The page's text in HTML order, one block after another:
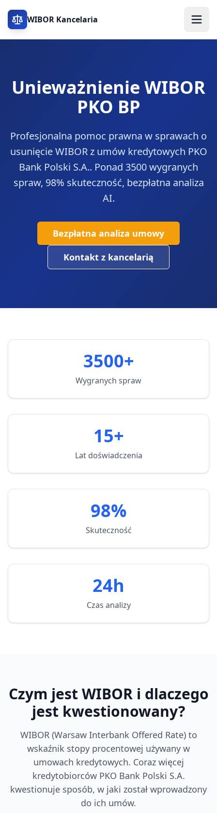
WIBOR Kancelaria
Unieważnienie WIBOR
PKO BP
Profesjonalna pomoc prawna w sprawach o
usunięcie WIBOR z umów kredytowych PKO
Bank Polski S.A.. Ponad 3500 wygranych
spraw, 98% skuteczność, bezpłatna analiza
AI.
Bezpłatna analiza umowy
Kontakt z kancelarią
3500+
Wygranych spraw
15+
Lat doświadczenia
98%
Skuteczność
24h
Czas analizy
Czym jest WIBOR i dlaczego
jest kwestionowany?
WIBOR (Warsaw Interbank Offered Rate) to
wskaźnik stopy procentowej używany w
umowach kredytowych. Coraz więcej
kredytobiorców PKO Bank Polski S.A.
kwestionuje sposób, w jaki został wprowadzony
do ich umów.